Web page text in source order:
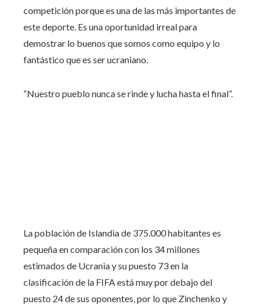
competición porque es una de las más importantes de
este deporte. Es una oportunidad irreal para
demostrar lo buenos que somos como equipo y lo
fantástico que es ser ucraniano.
“Nuestro pueblo nunca se rinde y lucha hasta el final”.
La población de Islandia de 375.000 habitantes es
pequeña en comparación con los 34 millones
estimados de Ucrania y su puesto 73 en la
clasificación de la FIFA está muy por debajo del
puesto 24 de sus oponentes, por lo que Zinchenko y